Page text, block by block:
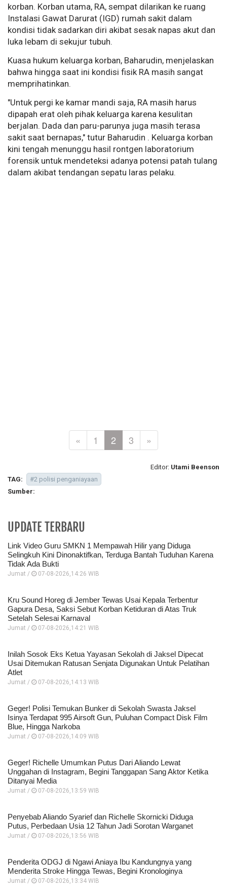
korban. Korban utama, RA, sempat dilarikan ke ruang
Instalasi Gawat Darurat (IGD) rumah sakit dalam
kondisi tidak sadarkan diri akibat sesak napas akut dan
luka lebam di sekujur tubuh.
Kuasa hukum keluarga korban, Baharudin, menjelaskan
bahwa hingga saat ini kondisi fisik RA masih sangat
memprihatinkan.
"Untuk pergi ke kamar mandi saja, RA masih harus
dipapah erat oleh pihak keluarga karena kesulitan
berjalan. Dada dan paru-parunya juga masih terasa
sakit saat bernapas," tutur Baharudin . Keluarga korban
kini tengah menunggu hasil rontgen laboratorium
forensik untuk mendeteksi adanya potensi patah tulang
dalam akibat tendangan sepatu laras pelaku.
« 1 2 3 »
Editor: Utami Beenson
TAG:
#2 polisi penganiayaan
Sumber:
UPDATE TERBARU
Link Video Guru SMKN 1 Mempawah Hilir yang Diduga
Selingkuh Kini Dinonaktifkan, Terduga Bantah Tuduhan Karena
Tidak Ada Bukti
Jumat / 07-08-2026,14:26 WIB
Kru Sound Horeg di Jember Tewas Usai Kepala Terbentur
Gapura Desa, Saksi Sebut Korban Ketiduran di Atas Truk
Setelah Selesai Karnaval
Jumat / 07-08-2026,14:21 WIB
Inilah Sosok Eks Ketua Yayasan Sekolah di Jaksel Dipecat
Usai Ditemukan Ratusan Senjata Digunakan Untuk Pelatihan
Atlet
Jumat / 07-08-2026,14:13 WIB
Geger! Polisi Temukan Bunker di Sekolah Swasta Jaksel
Isinya Terdapat 995 Airsoft Gun, Puluhan Compact Disk Film
Blue, Hingga Narkoba
Jumat / 07-08-2026,14:09 WIB
Geger! Richelle Umumkan Putus Dari Aliando Lewat
Unggahan di Instagram, Begini Tanggapan Sang Aktor Ketika
Ditanyai Media
Jumat / 07-08-2026,13:59 WIB
Penyebab Aliando Syarief dan Richelle Skornicki Diduga
Putus, Perbedaan Usia 12 Tahun Jadi Sorotan Warganet
Jumat / 07-08-2026,13:56 WIB
Penderita ODGJ di Ngawi Aniaya Ibu Kandungnya yang
Menderita Stroke Hingga Tewas, Begini Kronologinya
Jumat / 07-08-2026,13:34 WIB